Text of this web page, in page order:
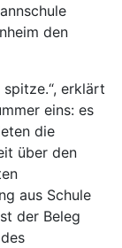
den
erklärt
eins: es
die
über den
aus Schule
der Beleg